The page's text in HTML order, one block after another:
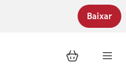
Baixar